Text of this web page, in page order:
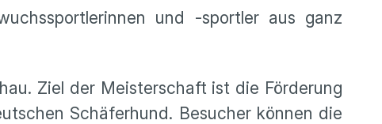
und -sportler aus ganz
Ziel der Meisterschaft ist die Förderung
Schäferhund. Besucher können die